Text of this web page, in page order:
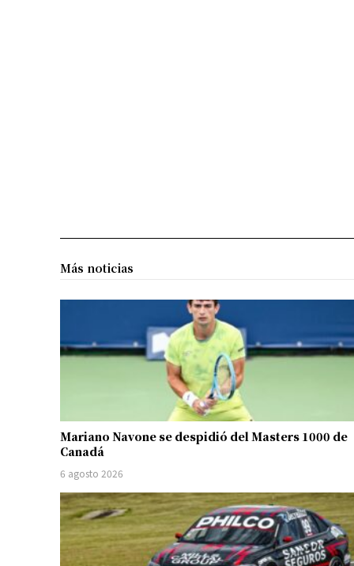
Más noticias
Mariano Navone se despidió del Masters 1000 de
Canadá
6 agosto 2026